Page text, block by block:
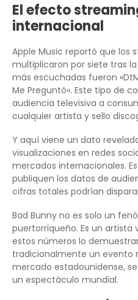
El efecto
internacional
Apple Music reportó que los
multiplicaron por siete tras
más escuchadas fueron
Me Preguntó». Este tipo de
audiencia televisiva a
cualquier artista y sello
Y aquí viene un dato
visualizaciones en redes
mercados internacionales.
publiquen los datos de
cifras totales podrían
Bad Bunny no es solo un
puertorriqueño. Es un
estos números lo
tradicionalmente un evento
mercado estadounidense,
un espectáculo mundial.